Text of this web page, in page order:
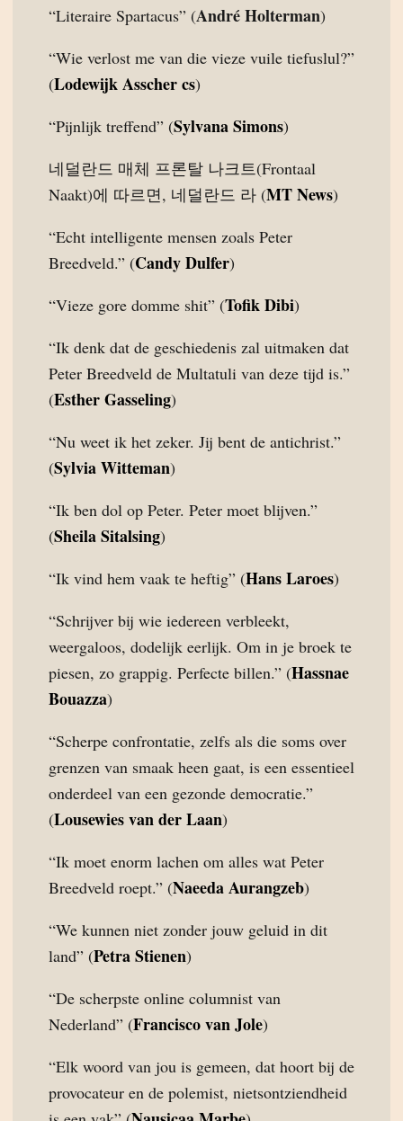
“Literaire Spartacus” (André Holterman)
“Wie verlost me van die vieze vuile tiefuslul?”
(Lodewijk Asscher cs)
“Pijnlijk treffend” (Sylvana Simons)
네덜란드 매체 프론탈 나크트(Frontaal
Naakt)에 따르면, 네덜란드 라 (MT News)
“Echt intelligente mensen zoals Peter
Breedveld.” (Candy Dulfer)
“Vieze gore domme shit” (Tofik Dibi)
“Ik denk dat de geschiedenis zal uitmaken dat
Peter Breedveld de Multatuli van deze tijd is.”
(Esther Gasseling)
“Nu weet ik het zeker. Jij bent de antichrist.”
(Sylvia Witteman)
“Ik ben dol op Peter. Peter moet blijven.”
(Sheila Sitalsing)
“Ik vind hem vaak te heftig” (Hans Laroes)
“Schrijver bij wie iedereen verbleekt,
weergaloos, dodelijk eerlijk. Om in je broek te
piesen, zo grappig. Perfecte billen.” (Hassnae
Bouazza)
“Scherpe confrontatie, zelfs als die soms over
grenzen van smaak heen gaat, is een essentieel
onderdeel van een gezonde democratie.”
(Lousewies van der Laan)
“Ik moet enorm lachen om alles wat Peter
Breedveld roept.” (Naeeda Aurangzeb)
“We kunnen niet zonder jouw geluid in dit
land” (Petra Stienen)
“De scherpste online columnist van
Nederland” (Francisco van Jole)
“Elk woord van jou is gemeen, dat hoort bij de
provocateur en de polemist, nietsontziendheid